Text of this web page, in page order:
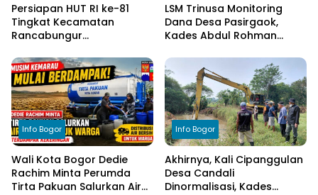
Persiapan HUT RI ke-81
Tingkat Kecamatan
Rancabungur
Cimulang, Libatkan Seluruh
Elemen Masyarakat
LSM Trinusa Monitoring
Dana Desa Pasirgaok,
Kades Abdul Rohman
Transparansi Pengelolaan
Anggaran
Info Bogor
Wali Kota Bogor Dedie
Rachim Minta Perumda
Tirta Pakuan Salurkan Air
Info Bogor
Akhirnya, Kali Cipanggulan
Desa Candali
Dinormalisasi, Kades